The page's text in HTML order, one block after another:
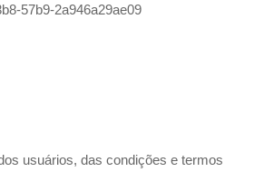
57b9-2a946a29ae09
usuários, das condições e termos